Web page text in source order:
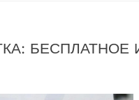
БЕСПЛАТНОЕ